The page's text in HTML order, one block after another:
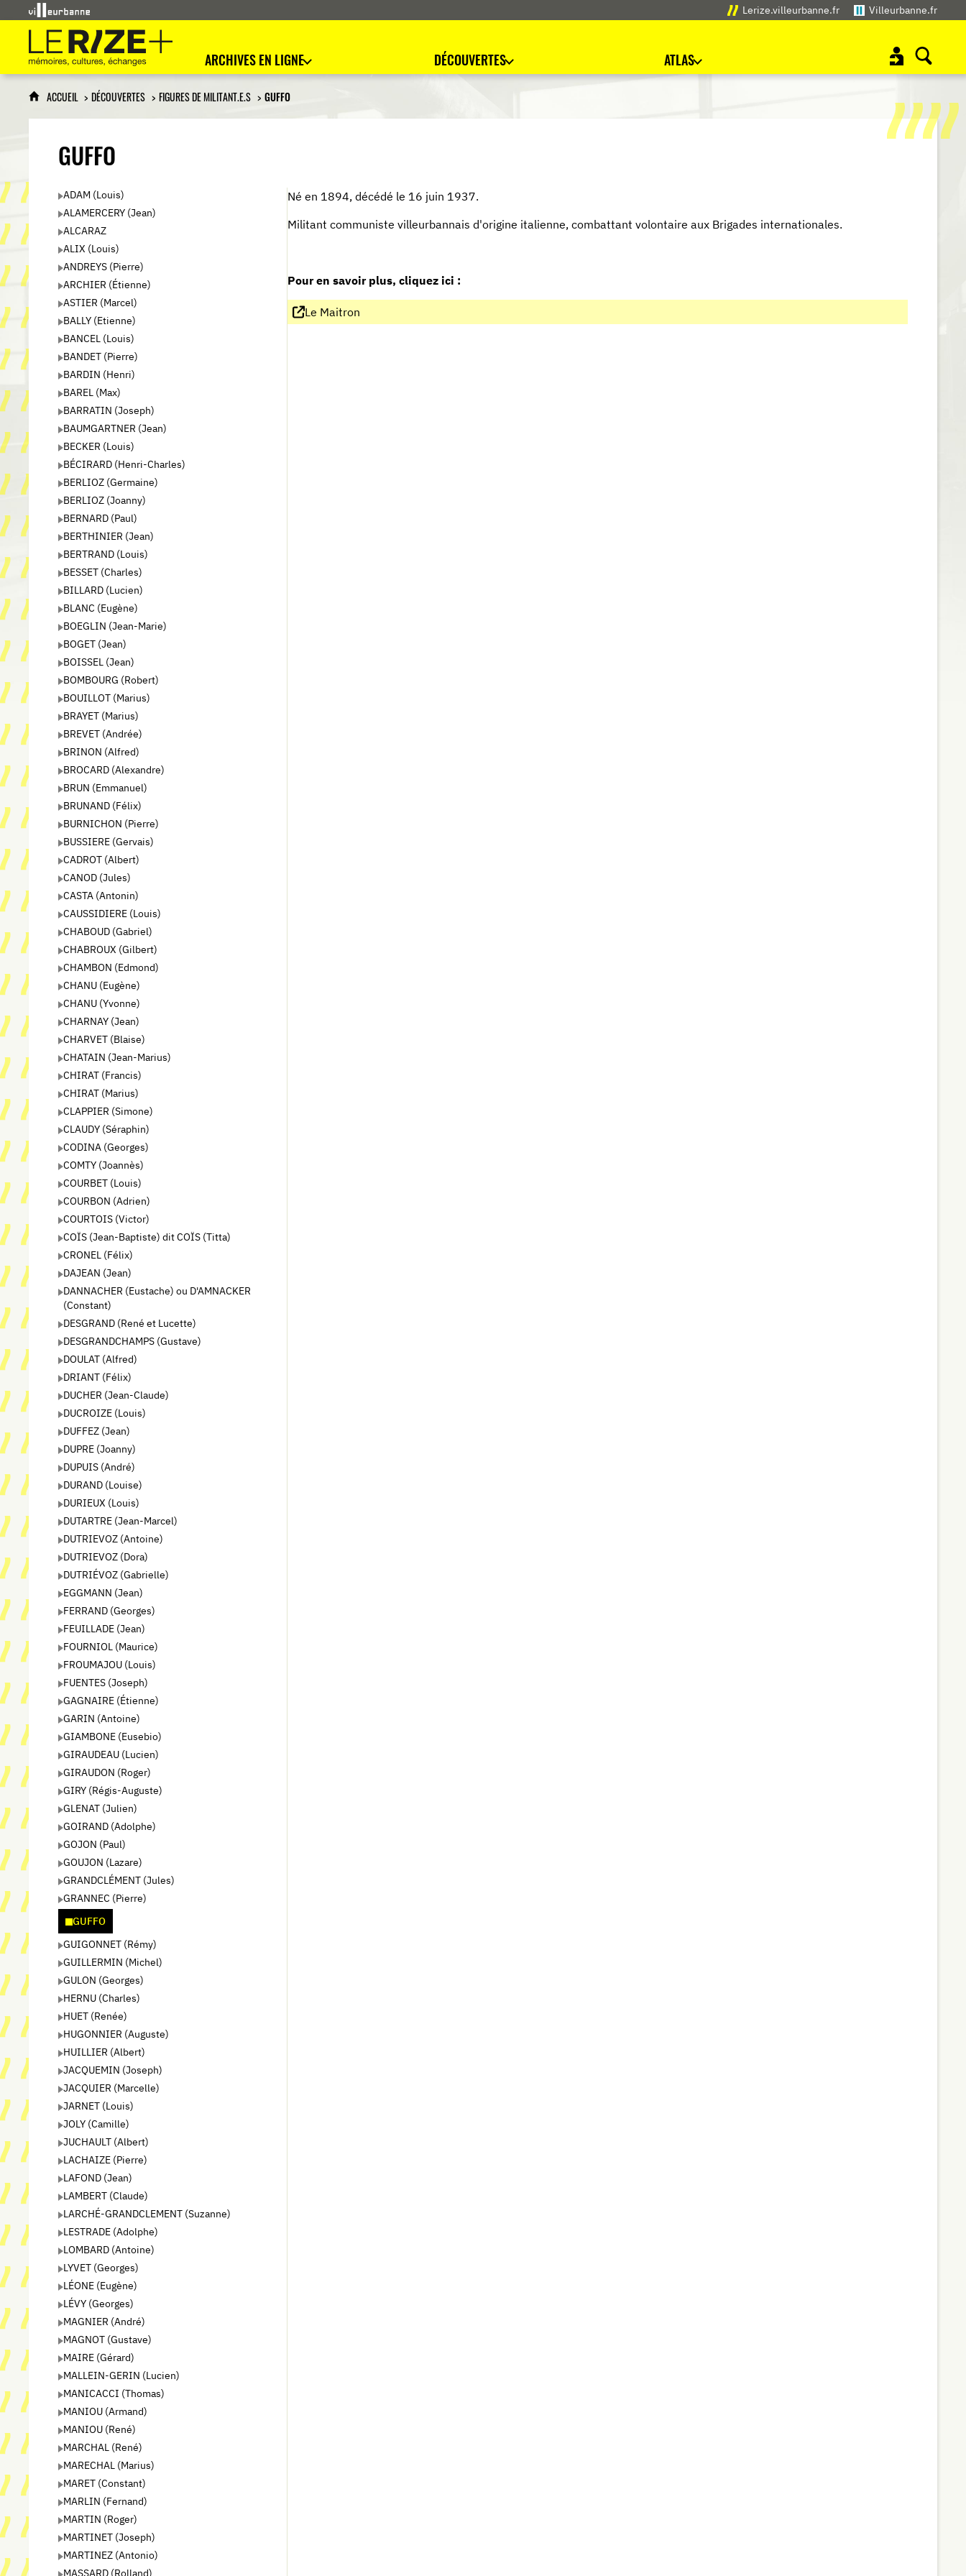
Lerize.villeurbanne.fr Villeurbanne.fr
Le Rize+
mémoires, cultures, échanges
ARCHIVES EN LIGNE DÉCOUVERTES ATLAS
ACCUEIL DÉCOUVERTES FIGURES DE MILITANT.E.S GUFFO
GUFFO
Né en 1894, décédé le 16 juin 1937.
Militant communiste villeurbannais d'origine italienne, combattant volontaire aux Brigades internationales.
Pour en savoir plus, cliquez ici :
Le Maitron
ADAM (Louis)
ALAMERCERY (Jean)
ALCARAZ
ALIX (Louis)
ANDREYS (Pierre)
ARCHIER (Étienne)
ASTIER (Marcel)
BALLY (Etienne)
BANCEL (Louis)
BANDET (Pierre)
BARDIN (Henri)
BAREL (Max)
BARRATIN (Joseph)
BAUMGARTNER (Jean)
BECKER (Louis)
BÉCIRARD (Henri-Charles)
BERLIOZ (Germaine)
BERLIOZ (Joanny)
BERNARD (Paul)
BERTHINIER (Jean)
BERTRAND (Louis)
BESSET (Charles)
BILLARD (Lucien)
BLANC (Eugène)
BOEGLIN (Jean-Marie)
BOGET (Jean)
BOISSEL (Jean)
BOMBOURG (Robert)
BOUILLOT (Marius)
BRAYET (Marius)
BREVET (Andrée)
BRINON (Alfred)
BROCARD (Alexandre)
BRUN (Emmanuel)
BRUNAND (Félix)
BURNICHON (Pierre)
BUSSIERE (Gervais)
CADROT (Albert)
CANOD (Jules)
CASTA (Antonin)
CAUSSIDIERE (Louis)
CHABOUD (Gabriel)
CHABROUX (Gilbert)
CHAMBON (Edmond)
CHANU (Eugène)
CHANU (Yvonne)
CHARNAY (Jean)
CHARVET (Blaise)
CHATAIN (Jean-Marius)
CHIRAT (Francis)
CHIRAT (Marius)
CLAPPIER (Simone)
CLAUDY (Séraphin)
CODINA (Georges)
COMTY (Joannès)
COURBET (Louis)
COURBON (Adrien)
COURTOIS (Victor)
COÏS (Jean-Baptiste) dit COÏS (Titta)
CRONEL (Félix)
DAJEAN (Jean)
DANNACHER (Eustache) ou D'AMNACKER
(Constant)
DESGRAND (René et Lucette)
DESGRANDCHAMPS (Gustave)
DOULAT (Alfred)
DRIANT (Félix)
DUCHER (Jean-Claude)
DUCROIZE (Louis)
DUFFEZ (Jean)
DUPRE (Joanny)
DUPUIS (André)
DURAND (Louise)
DURIEUX (Louis)
DUTARTRE (Jean-Marcel)
DUTRIEVOZ (Antoine)
DUTRIEVOZ (Dora)
DUTRIÉVOZ (Gabrielle)
EGGMANN (Jean)
FERRAND (Georges)
FEUILLADE (Jean)
FOURNIOL (Maurice)
FROUMAJOU (Louis)
FUENTES (Joseph)
GAGNAIRE (Étienne)
GARIN (Antoine)
GIAMBONE (Eusebio)
GIRAUDEAU (Lucien)
GIRAUDON (Roger)
GIRY (Régis-Auguste)
GLENAT (Julien)
GOIRAND (Adolphe)
GOJON (Paul)
GOUJON (Lazare)
GRANDCLÉMENT (Jules)
GRANNEC (Pierre)
GUFFO
GUIGONNET (Rémy)
GUILLERMIN (Michel)
GULON (Georges)
HERNU (Charles)
HUET (Renée)
HUGONNIER (Auguste)
HUILLIER (Albert)
JACQUEMIN (Joseph)
JACQUIER (Marcelle)
JARNET (Louis)
JOLY (Camille)
JUCHAULT (Albert)
LACHAIZE (Pierre)
LAFOND (Jean)
LAMBERT (Claude)
LARCHÉ-GRANDCLEMENT (Suzanne)
LESTRADE (Adolphe)
LOMBARD (Antoine)
LYVET (Georges)
LÉONE (Eugène)
LÉVY (Georges)
MAGNIER (André)
MAGNOT (Gustave)
MAIRE (Gérard)
MALLEIN-GERIN (Lucien)
MANICACCI (Thomas)
MANIOU (Armand)
MANIOU (René)
MARCHAL (René)
MARECHAL (Marius)
MARET (Constant)
MARLIN (Fernand)
MARTIN (Roger)
MARTINET (Joseph)
MARTINEZ (Antonio)
MASSARD (Rolland)